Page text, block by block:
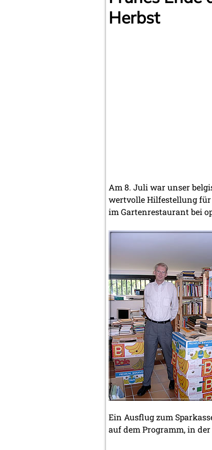
Herbst
Am 8. Juli war unser
wertvolle Hilfestellung
im Gartenrestaurant bei
Ein Ausflug zum
auf dem Programm, in